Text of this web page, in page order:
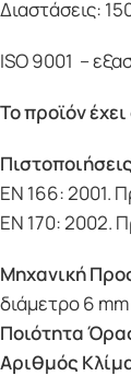
Διαστάσεις:
ISO 9001 –
Το προϊόν
Πιστοποιήσεις
EN 166: 2001.
EN 170: 2002.
Μηχανική
διάμετρο 6
Ποιότητα
Αριθμός